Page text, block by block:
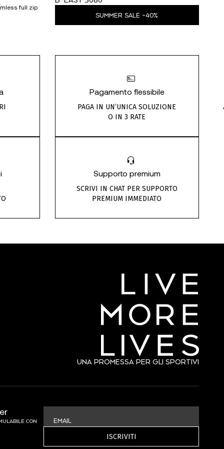
full zip
Canotta ciclismo uomo traforata ultra-light taglio
SUMMER SALE -40%
Pagamento flessibile
PAGA IN UN’UNICA SOLUZIONE
O IN 3 RATE
Supporto premium
SCRIVI IN CHAT PER SUPPORTO
PREMIUM IMMEDIATO
UNA PROMESSA PER GLI SPORTIVI
CON
EMAIL